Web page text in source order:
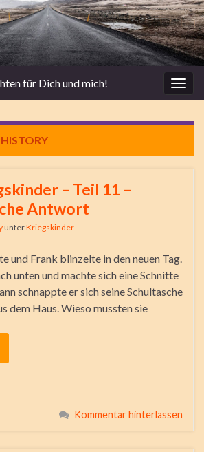
für Dich und mich!
HISTORY
– Teil 11 –
Antwort
unterKriegskinder
und Frank blinzelte in den neuen Tag.
unten und machte sich eine Schnitte
schnappte er sich seine Schultasche
dem Haus. Wieso mussten sie
Kommentar hinterlassen